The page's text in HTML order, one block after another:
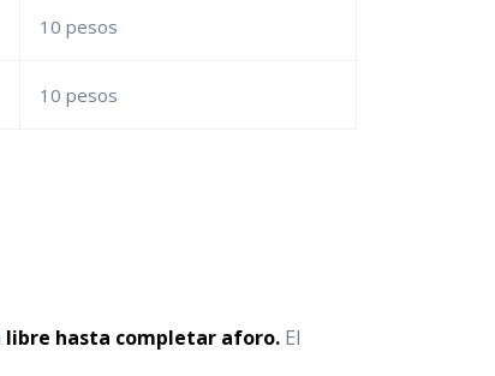
10 pesos
10 pesos
libre hasta completar aforo. El